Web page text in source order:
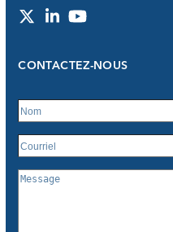
TwitterLinkedInYouTube
CONTACTEZ-NOUS